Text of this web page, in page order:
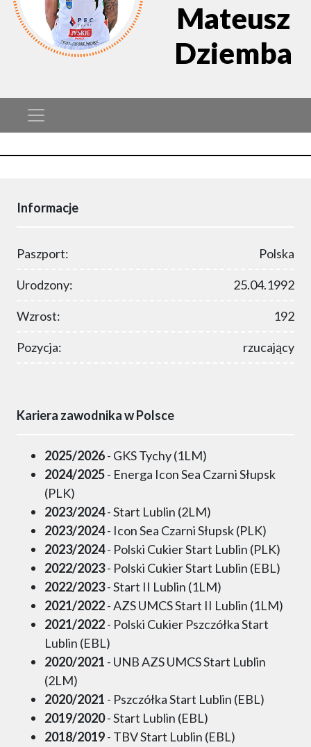
Mateusz
Dziemba
Informacje
Paszport: Polska
Urodzony: 25.04.1992
Wzrost: 192
Pozycja: rzucający
Kariera zawodnika w Polsce
2025/2026- GKS Tychy (1LM)
2024/2025- Energa Icon Sea Czarni Słupsk
(PLK)
2023/2024- Start Lublin (2LM)
2023/2024- Icon Sea Czarni Słupsk (PLK)
2023/2024- Polski Cukier Start Lublin (PLK)
2022/2023- Polski Cukier Start Lublin (EBL)
2022/2023- Start II Lublin (1LM)
2021/2022- AZS UMCS Start II Lublin (1LM)
2021/2022- Polski Cukier Pszczółka Start
Lublin (EBL)
2020/2021 - UNB AZS UMCS Start Lublin
(2LM)
2020/2021 - Pszczółka Start Lublin (EBL)
2019/2020- Start Lublin (EBL)
2018/2019- TBV Start Lublin (EBL)